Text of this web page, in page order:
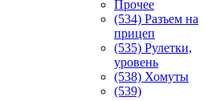
Прочее
(534) Разъем на
прицеп
(535) Рулетки,
уровень
(538) Хомуты
(539)